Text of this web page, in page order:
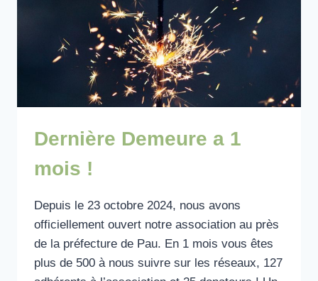
Dernière Demeure a 1
mois !
Depuis le 23 octobre 2024, nous avons
officiellement ouvert notre association au près
de la préfecture de Pau. En 1 mois vous êtes
plus de 500 à nous suivre sur les réseaux, 127